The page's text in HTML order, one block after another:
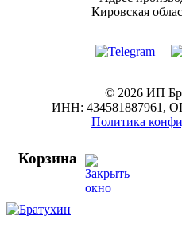
Кировская
© 2026 ИП
ИНН: 434581887961,
Политика
Корзина